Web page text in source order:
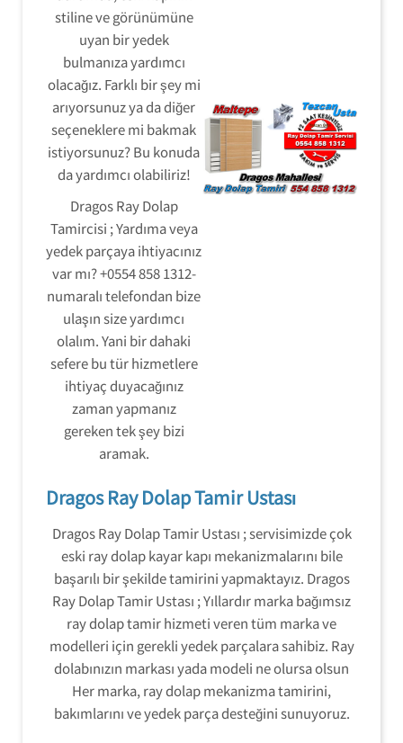
stiline ve görünümüne
uyan bir yedek
bulmanıza yardımcı
olacağız. Farklı bir şey mi
arıyorsunuz ya da diğer
seçeneklere mi bakmak
istiyorsunuz? Bu konuda
da yardımcı olabiliriz!
Dragos Ray Dolap
Tamircisi ; Yardıma veya
yedek parçaya ihtiyacınız
var mı? +0554 858 1312-
numaralı telefondan bize
ulaşın size yardımcı
olalım. Yani bir dahaki
sefere bu tür hizmetlere
ihtiyaç duyacağınız
zaman yapmanız
gereken tek şey bizi
aramak.
Dragos Ray Dolap Tamir Ustası
Dragos Ray Dolap Tamir Ustası ; servisimizde çok
eski ray dolap kayar kapı mekanizmalarını bile
başarılı bir şekilde tamirini yapmaktayız. Dragos
Ray Dolap Tamir Ustası ; Yıllardır marka bağımsız
ray dolap tamir hizmeti veren tüm marka ve
modelleri için gerekli yedek parçalara sahibiz. Ray
dolabınızın markası yada modeli ne olursa olsun
Her marka, ray dolap mekanizma tamirini,
bakımlarını ve yedek parça desteğini sunuyoruz.